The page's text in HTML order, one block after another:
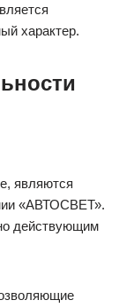
характер.
являются
«АВТОСВЕТ».
действующим